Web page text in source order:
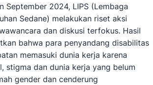
September 2024, LIPS (Lembaga
Sedane) melakukan riset aksi
dan diskusi terfokus. Hasil
bahwa para penyandang disabilitas
memasuki dunia kerja karena
stigma dan dunia kerja yang belum
gender dan cenderung